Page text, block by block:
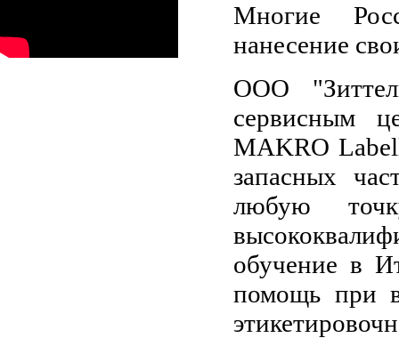
Многие
нанесение
ООО
сервисным
MAKRO
запасных
любую
обучение в
помощь при